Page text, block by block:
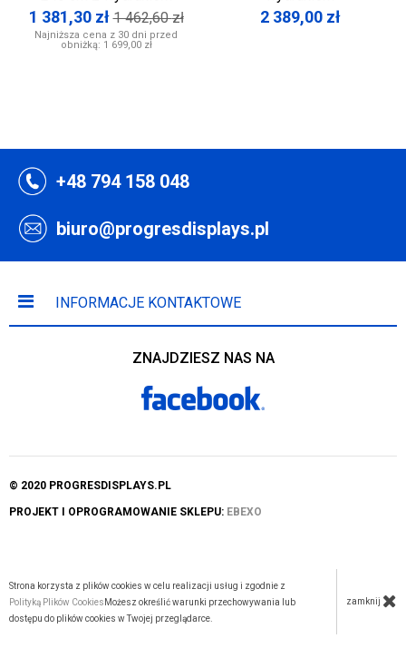
1 381,30 zł 1 462,60zł
Najniższa cena z 30 dni przed
obniżką: 1 699,00 zł
2 389,00 zł
+48 794 158 048
biuro@progresdisplays.pl
INFORMACJE KONTAKTOWE
ZNAJDZIESZ NAS NA
© 2020 PROGRESDISPLAYS.PL
PROJEKT I OPROGRAMOWANIE SKLEPU: EBEXO
Strona korzysta z plików cookies w celu realizacji usług i zgodnie z
Polityką Plików Cookies Możesz określić warunki przechowywania lub
dostępu do plików cookies w Twojej przeglądarce.
zamknij